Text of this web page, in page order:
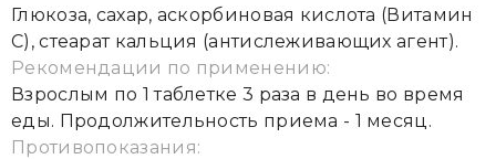
Глюкоза, сахар, аскорбиновая кислота (Витамин
С), стеарат кальция (антислеживающих агент).
Рекомендации по применению:
Взрослым по 1 таблетке 3 раза в день во время
еды. Продолжительность приема - 1 месяц.
Противопоказания: